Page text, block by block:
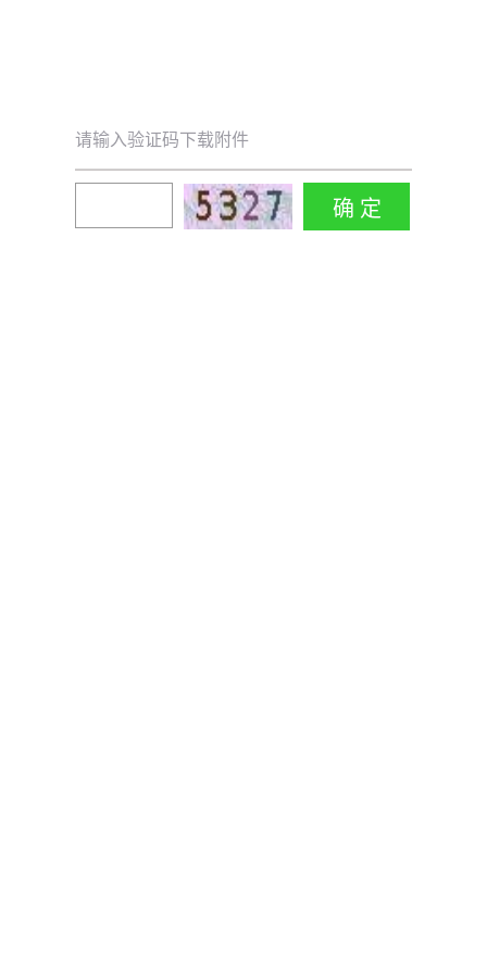
请输入验证码下载附件